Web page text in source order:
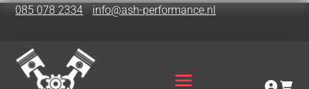
085 078 2334 info@ash-performance.nl